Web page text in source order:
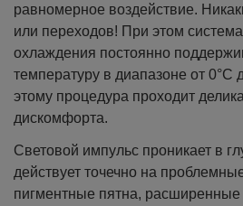
равномерное воздействие.
или переходов! При этом система
охлаждения постоянно
температуру в диапазоне от 0°C
этому процедура проходит
дискомфорта.
Световой импульс проникает в
действует точечно на
пигментные пятна,